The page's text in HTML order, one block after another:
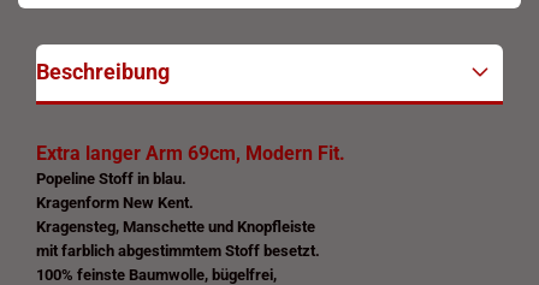
Beschreibung
Extra langer Arm 69cm, Modern Fit.
Popeline Stoff in blau.
Kragenform New Kent.
Kragensteg, Manschette und Knopfleiste
mit farblich abgestimmtem Stoff besetzt.
100% feinste Baumwolle, bügelfrei,